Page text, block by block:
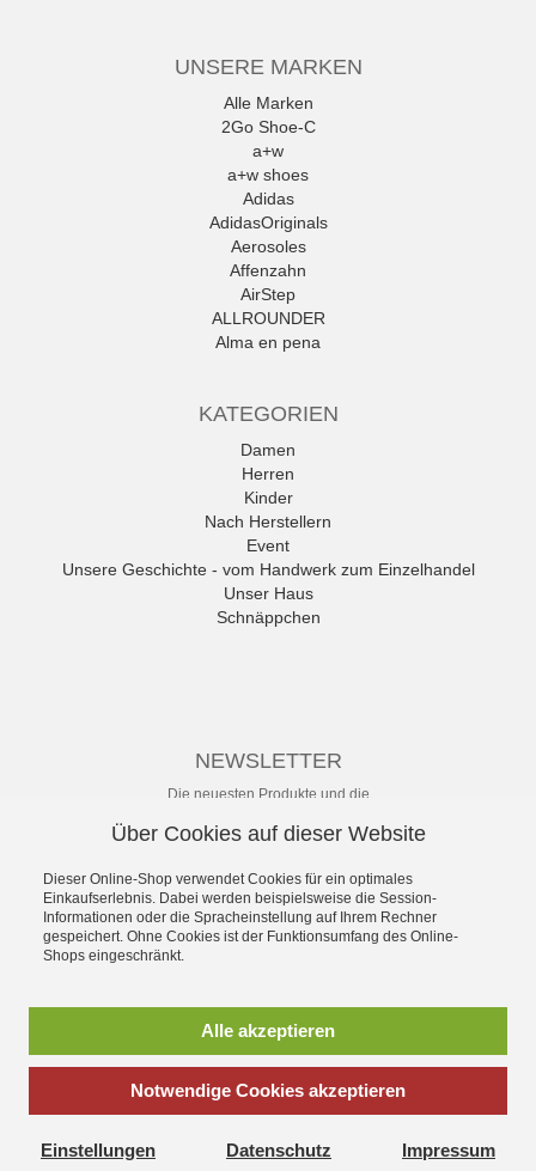
UNSERE MARKEN
Alle Marken
2Go Shoe-C
a+w
a+w shoes
Adidas
AdidasOriginals
Aerosoles
Affenzahn
AirStep
ALLROUNDER
Alma en pena
Amani
Andrea Conti
ANWR
anwr Schuh
ANXXXX
Apple of Eden
Ara
Mehr
KATEGORIEN
Damen
Herren
Kinder
Nach Herstellern
Event
Unsere Geschichte - vom Handwerk zum Einzelhandel
Unser Haus
Schnäppchen
NEWSLETTER
Die neuesten Produkte und die
Ihr nichts mehr verpasst.
Abonnieren
Versandkosten** unverbindliche Preisempfehlung
des Herstellers
SchuhWolf - das Erlebnis-Schuhhaus für die ganze Familie.
lieferbaren aktuellen Modellen vieler Hersteller und persönlichem
Über Cookies auf dieser Website
Dieser Online-Shop verwendet Cookies für ein optimales
Einkaufserlebnis. Dabei werden beispielsweise die Session-
Informationen oder die Spracheinstellung auf Ihrem Rechner
gespeichert. Ohne Cookies ist der Funktionsumfang des Online-
Shops eingeschränkt.
Alle akzeptieren
Notwendige Cookies akzeptieren
Einstellungen Datenschutz Impressum